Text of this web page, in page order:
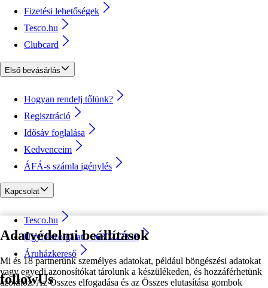
Adatvédelmi beállítások
Mi és 18 partnerünk személyes adatokat, például böngészési adatokat
vagy egyedi azonosítókat tárolunk a készülékeden, és hozzáférhetünk
azokhoz. Az Összes elfogadása és az Összes elutasítása gombok
Fizetési lehetőségek
Tesco.hu
Clubcard
Első bevásárlás
Hogyan rendelj tőlünk?
Regisztráció
Idősáv foglalása
Kedvenceim
ÁFÁ-s számla igénylés
Kapcsolat
Tesco.hu
Ügyfélszolgálat - 0680222333
Áruházkereső
followUs